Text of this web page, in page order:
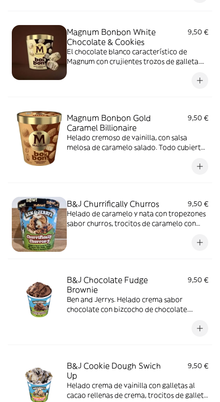
Magnum Bonbon White
Chocolate & Cookies
9,50 €
El chocolate blanco característico de
Magnum con crujientes trozos de galleta.
Magnum Bonbon Gold
Caramel Billionaire
9,50 €
Helado cremoso de vainilla, con salsa
melosa de caramelo salado. Todo cubierto
B&J Churrifically Churros
9,50 €
Helado de caramelo y nata con tropezones
sabor churros, trocitos de caramelo con
B&J Chocolate Fudge
Brownie
9,50 €
Ben and Jerrys. Helado crema sabor
chocolate con bizcocho de chocolate.
B&J Cookie Dough Swich
Up
9,50 €
Helado crema de vainilla con galletas al
cacao rellenas de crema, trocitos de galleta